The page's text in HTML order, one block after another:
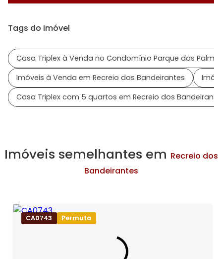
Tags do Imóvel
Casa Triplex à Venda no Condomínio Parque das
Imóveis à Venda em Recreio dos Bandeirantes
Casa Triplex com 5 quartos em Recreio dos
Imóveis semelhantes em Recreio dos
Bandeirantes
CA0743 Permuta